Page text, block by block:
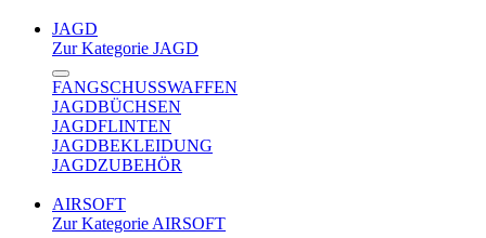
JAGD
Zur Kategorie JAGD
FANGSCHUSSWAFFEN
JAGDBÜCHSEN
JAGDFLINTEN
JAGDBEKLEIDUNG
JAGDZUBEHÖR
AIRSOFT
Zur Kategorie AIRSOFT